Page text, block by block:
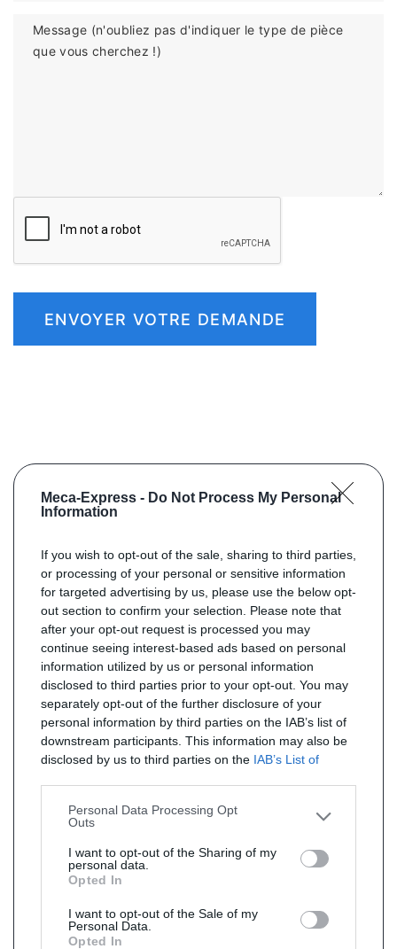
Meca-Express - Do Not Process My Personal
Information
If you wish to opt-out of the sale, sharing to third parties,
or processing of your personal or sensitive information
for targeted advertising by us, please use the below opt-
out section to confirm your selection. Please note that
after your opt-out request is processed you may
continue seeing interest-based ads based on personal
information utilized by us or personal information
disclosed to third parties prior to your opt-out. You may
separately opt-out of the further disclosure of your
personal information by third parties on the IAB’s list of
downstream participants. This information may also be
disclosed by us to third parties on the IAB’s List of
Personal Data Processing Opt
Outs
I want to opt-out of the Sharing of my
personal data.
Opted In
I want to opt-out of the Sale of my
Personal Data.
Opted In
Message (n'oubliez pas d'indiquer le type de pièce
que vous cherchez !)
ENVOYER VOTRE DEMANDE